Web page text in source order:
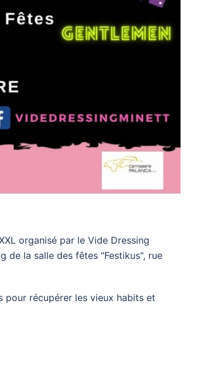
organisé par le Vide Dressing
de la salle des fêtes "Festikus", rue
pour récupérer les vieux habits et